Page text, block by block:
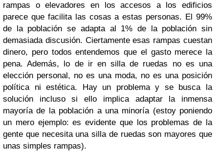
rampas o elevadores en los accesos a los edificios
parece que facilita las cosas a estas personas. El 99%
de la población se adapta al 1% de la población sin
demasiada discusión. Ciertamente esas rampas cuestan
dinero, pero todos entendemos que el gasto merece la
pena. Además, lo de ir en silla de ruedas no es una
elección personal, no es una moda, no es una posición
política ni estética. Hay un problema y se busca la
solución incluso si ello implica adaptar la inmensa
mayoría de la población a una minoría (estoy poniendo
un mero ejemplo: es evidente que los problemas de la
gente que necesita una silla de ruedas son mayores que
unas simples rampas).